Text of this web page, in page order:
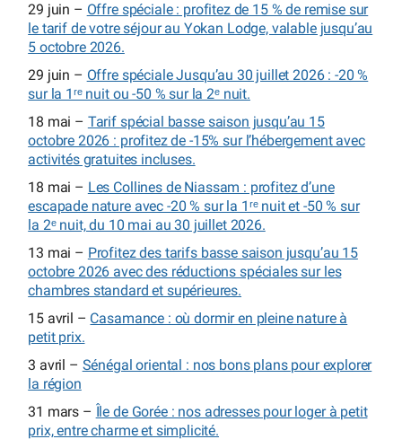
29 juin – Offre spéciale : profitez de 15 % de remise sur
le tarif de votre séjour au Yokan Lodge, valable jusqu’au
5 octobre 2026.
29 juin – Offre spéciale Jusqu’au 30 juillet 2026 : -20 %
sur la 1ʳᵉ nuit ou -50 % sur la 2ᵉ nuit.
18 mai – Tarif spécial basse saison jusqu’au 15
octobre 2026 : profitez de -15% sur l’hébergement avec
activités gratuites incluses.
18 mai – Les Collines de Niassam : profitez d’une
escapade nature avec -20 % sur la 1ʳᵉ nuit et -50 % sur
la 2ᵉ nuit, du 10 mai au 30 juillet 2026.
13 mai – Profitez des tarifs basse saison jusqu’au 15
octobre 2026 avec des réductions spéciales sur les
chambres standard et supérieures.
15 avril – Casamance : où dormir en pleine nature à
petit prix.
3 avril – Sénégal oriental : nos bons plans pour explorer
la région
31 mars – Île de Gorée : nos adresses pour loger à petit
prix, entre charme et simplicité.